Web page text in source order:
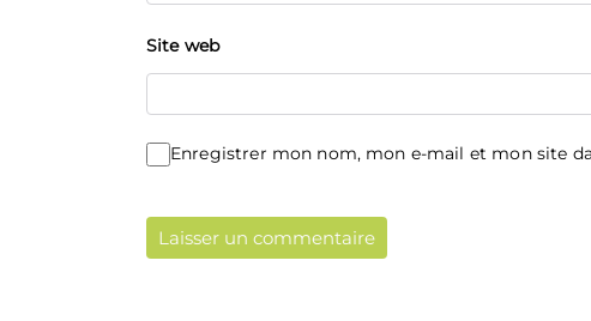
Site web
Enregistrer mon nom, mon e-mail et mon site